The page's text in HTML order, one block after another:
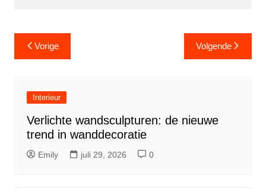
Berichtnavigatie
Vorige Volgende
Interieur
Verlichte wandsculpturen: de nieuwe
trend in wanddecoratie
Emily juli 29, 2026 0